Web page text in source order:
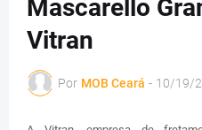
Mascarello
Vitran
Por MOB Ceará - 10/19/